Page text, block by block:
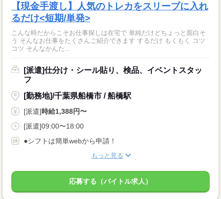
【現金手渡し】人気のトレカをスリーブに入れ
るだけ<短期/単発>
こんな時だからこそお仕事探しは在宅で 単純だけどちょっと面白そ
う そんなお仕事をたくさんご紹介できます するだけ もくもく コツ
コツ そんなかんた...
[派遣]仕分け・シール貼り、検品、イベントスタッ
フ
[勤務地]/千葉県船橋市 / 船橋駅
[派遣]時給1,388円〜
[派遣]09:00〜18:00
●シフトは簡単webから申請！
もっと見る
応募する（バイトル求人）